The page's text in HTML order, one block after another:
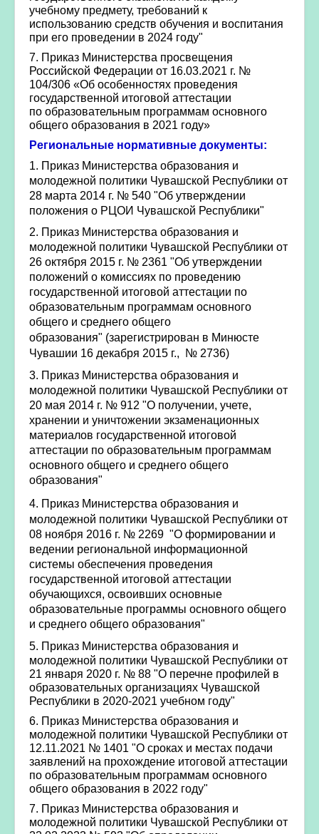
учебному предмету, требований к
использованию средств обучения и воспитания
при его проведении в 2024 году"
7. Приказ Министерства просвещения
Российской Федерации от 16.03.2021 г. №
104/306 «Об особенностях проведения
государственной итоговой аттестации
по образовательным программам основного
общего образования в 2021 году»
Региональные нормативные документы:
1. Приказ Министерства образования и
молодежной политики Чувашской Республики от
28 марта 2014 г. № 540 "Об утверждении
положения о РЦОИ Чувашской Республики"
2. Приказ Министерства образования и
молодежной политики Чувашской Республики от
26 октября 2015 г. № 2361 "Об утверждении
положений о комиссиях по проведению
государственной итоговой аттестации по
образовательным программам основного
общего и среднего общего
образования" (зарегистрирован в Минюсте
Чувашии 16 декабря 2015 г., № 2736)
3. Приказ Министерства образования и
молодежной политики Чувашской Республики от
20 мая 2014 г. № 912 "О получении, учете,
хранении и уничтожении экзаменационных
материалов государственной итоговой
аттестации по образовательным программам
основного общего и среднего общего
образования"
4. Приказ Министерства образования и
молодежной политики Чувашской Республики от
08 ноября 2016 г. № 2269 "О формировании и
ведении региональной информационной
системы обеспечения проведения
государственной итоговой аттестации
обучающихся, освоивших основные
образовательные программы основного общего
и среднего общего образования"
5. Приказ Министерства образования и
молодежной политики Чувашской Республики от
21 января 2020 г. № 88 "О перечне профилей в
образовательных организациях Чувашской
Республики в 2020-2021 учебном году"
6. Приказ Министерства образования и
молодежной политики Чувашской Республики от
12.11.2021 № 1401 "О сроках и местах подачи
заявлений на прохождение итоговой аттестации
по образовательным программам основного
общего образования в 2022 году"
7. Приказ Министерства образования и
молодежной политики Чувашской Республики от